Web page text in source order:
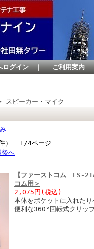
ログイン ｜ ご利用案内
スピーカー・マイク
） 1/4ページ
後へ
【ファーストコム FS-
コム用＞
2,075円 (税込)
本体をポケットに入れた
便利な360°回転式クリップ